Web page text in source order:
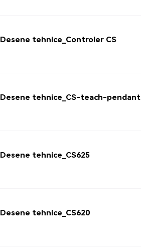
Desene tehnice_Controler CS
Desene tehnice_CS-teach-pendant
Desene tehnice_CS625
Desene tehnice_CS620